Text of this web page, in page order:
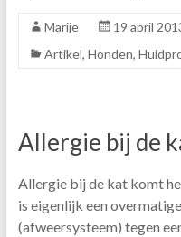
Marije
19 april
Artikel, Honden,
Allergie bij de
Allergie bij de kat komt
is eigenlijk een
(afweersysteem) tegen